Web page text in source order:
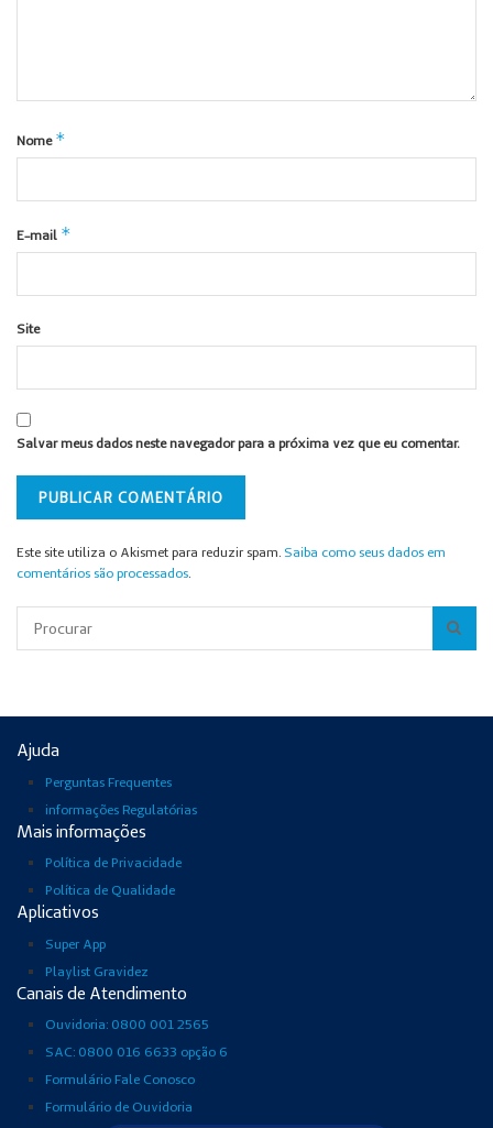
Nome *
E-mail *
Site
Salvar meus dados neste navegador para a próxima vez que eu comentar.
Este site utiliza o Akismet para reduzir spam. Saiba como seus dados em
comentários são processados.
Ajuda
Perguntas Frequentes
informações Regulatórias
Mais informações
Política de Privacidade
Política de Qualidade
Aplicativos
Super App
Playlist Gravidez
Canais de Atendimento
Ouvidoria: 0800 001 2565
SAC: 0800 016 6633 opção 6
Formulário Fale Conosco
Formulário de Ouvidoria